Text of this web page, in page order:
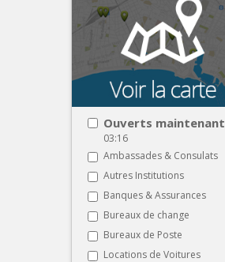
Ouverts maintenant
03:16
Ambassades & Consulats
Autres Institutions
Banques & Assurances
Bureaux de change
Bureaux de Poste
Locations de Voitures